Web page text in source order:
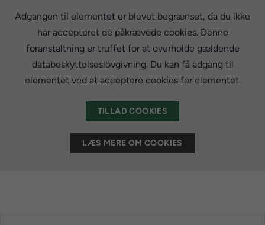
Adgangen til elementet er blevet begrænset, da du ikke
har accepteret de påkrævede cookies. Denne
foranstaltning er truffet for at overholde gældende
databeskyttelseslovgivning. Du kan få adgang til
elementet ved at acceptere cookies for elementet.
TILLAD COOKIES
LÆS MERE OM COOKIES